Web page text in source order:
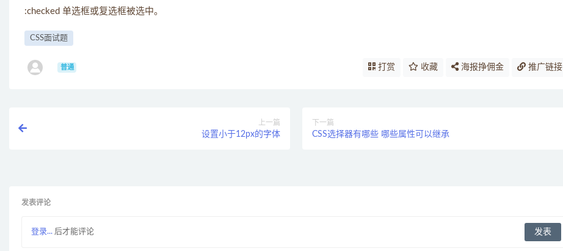
:checked 单选框或复选框被选中。
CSS面试题
普通 打赏 收藏 海报挣佣金 推广链接
上一篇
设置小于12px的字体
下一篇
CSS选择器有哪些 哪些属性可以继承
发表评论
登录... 后才能评论